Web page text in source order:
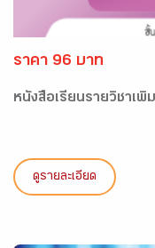
ราคา 96 บาท
หนังสือเรียนรายวิชาเพิ่
ดูรายละเอียด